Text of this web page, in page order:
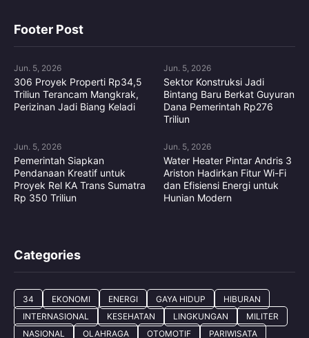
Footer Post
Jun. 5, 2026
306 Proyek Properti Rp34,5
Triliun Terancam Mangkrak,
Perizinan Jadi Biang Keladi
Jun. 5, 2026
Sektor Konstruksi Jadi
Bintang Baru Berkat Guyuran
Dana Pemerintah Rp276
Triliun
Jun. 5, 2026
Pemerintah Siapkan
Pendanaan Kreatif untuk
Proyek Rel KA Trans Sumatra
Rp 350 Triliun
Jun. 5, 2026
Water Heater Pintar Andris 3
Ariston Hadirkan Fitur Wi-Fi
dan Efisiensi Energi untuk
Hunian Modern
Categories
34 EKONOMI ENERGI GAYA HIDUP
HIBURAN
INTERNASIONAL
KESEHATAN LINGKUNGAN
MILITER
NASIONAL
OLAHRAGA OTOMOTIF
PARIWISATA